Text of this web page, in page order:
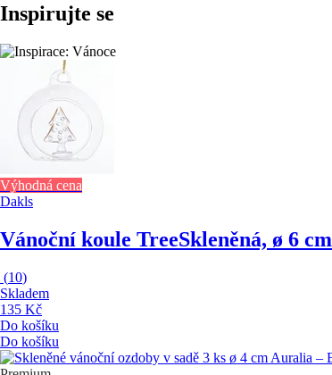
Inspirujte se
Výhodná cena
Dakls
Vánoční koule TreeSkleněná, ø 6 cm
(10)
Skladem
135 Kč
Do košíku
Do košíku